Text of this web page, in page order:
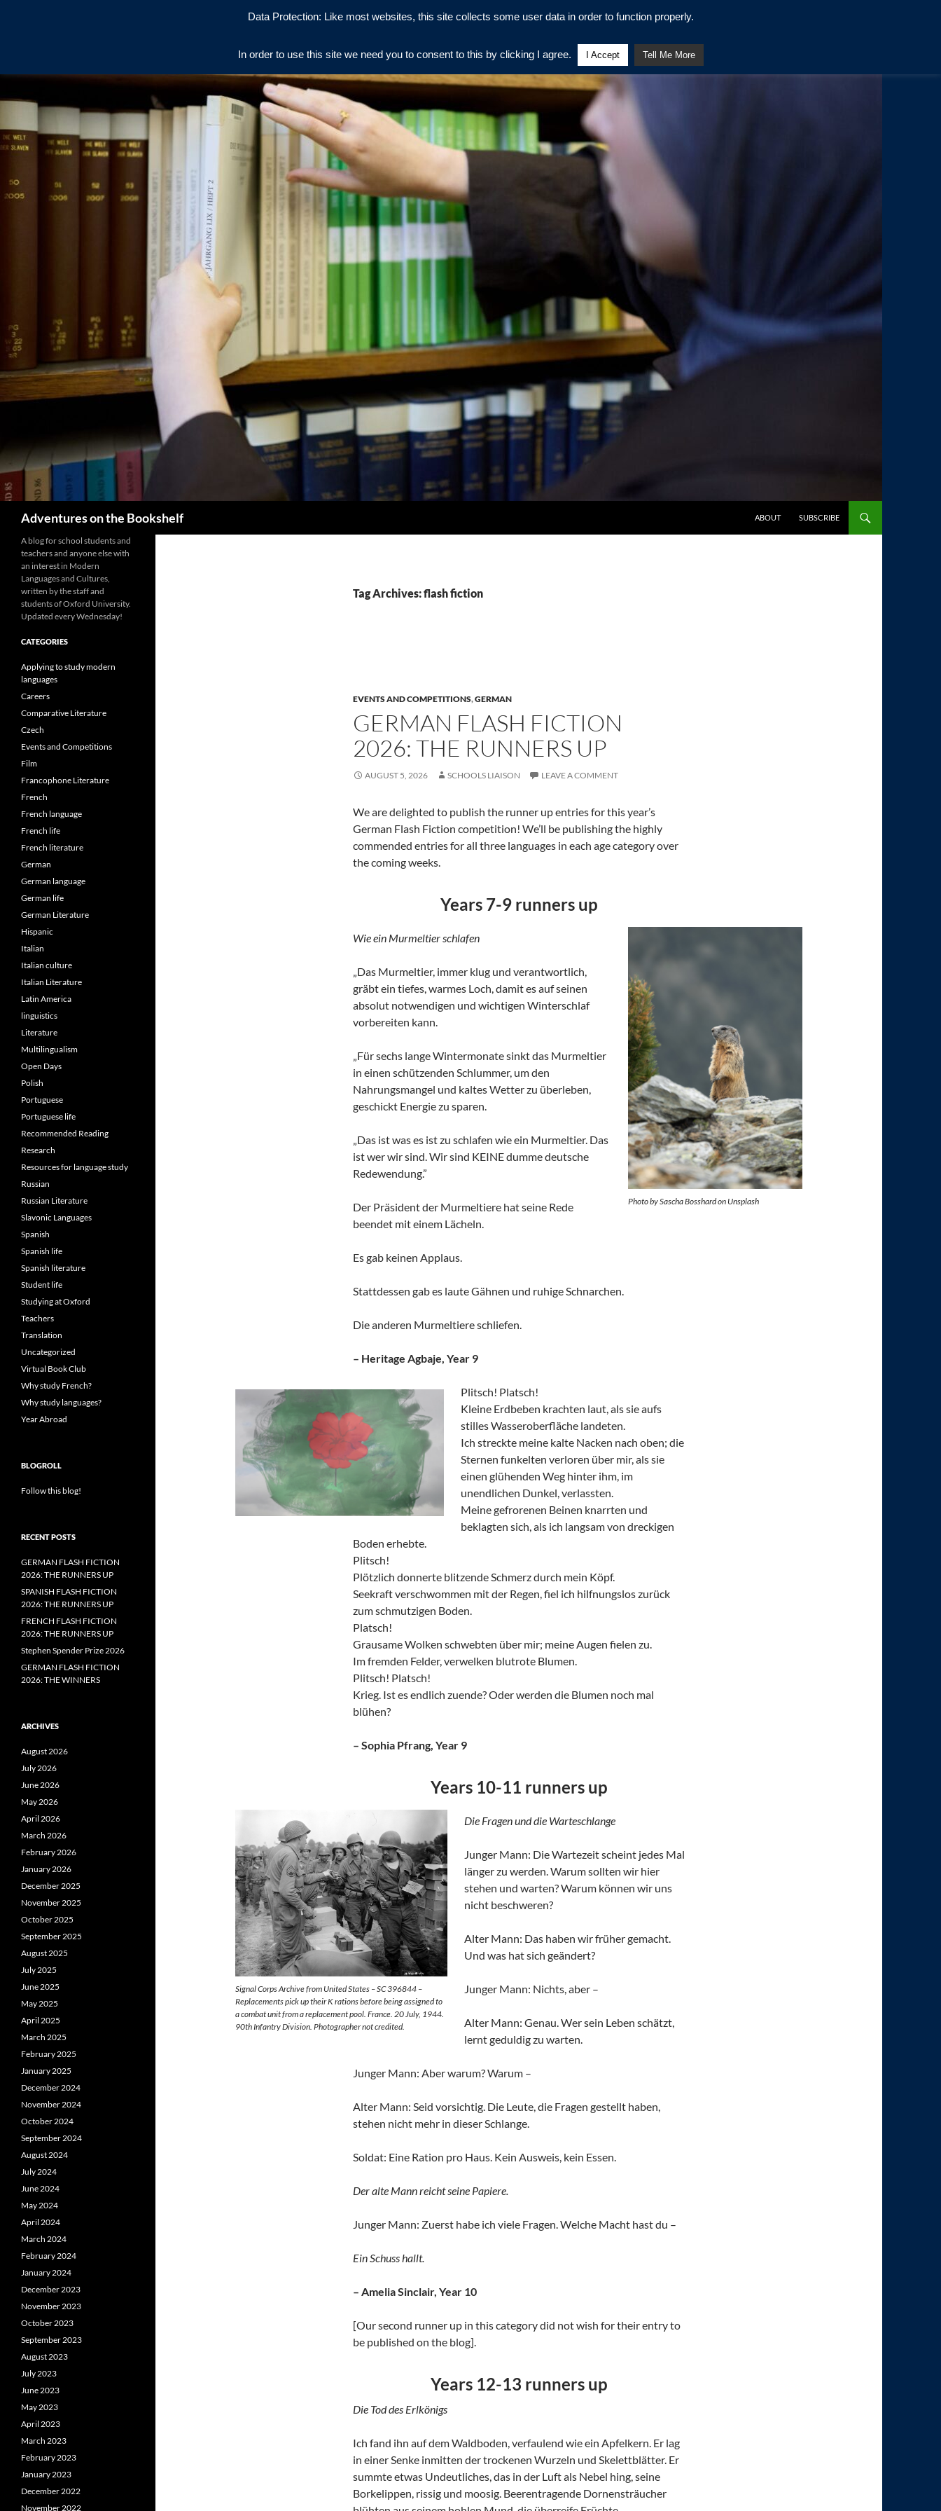
Adventures on the Bookshelf
ABOUT
SUBSCRIBE
Tag Archives: flash fiction
EVENTS AND COMPETITIONS,GERMAN
GERMAN FLASH FICTION
2026: THE RUNNERS UP
AUGUST 5, 2026 SCHOOLS LIAISON LEAVE A COMMENT
We are delighted to publish the runner up entries for this year’s
German Flash Fiction competition! We’ll be publishing the highly
commended entries for all three languages in each age category over
the coming weeks.
Years 7-9 runners up
Photo by Sascha Bosshard on Unsplash
Wie ein Murmeltier schlafen
„Das Murmeltier, immer klug und verantwortlich,
gräbt ein tiefes, warmes Loch, damit es auf seinen
absolut notwendigen und wichtigen Winterschlaf
vorbereiten kann.
„Für sechs lange Wintermonate sinkt das Murmeltier
in einen schützenden Schlummer, um den
Nahrungsmangel und kaltes Wetter zu überleben,
geschickt Energie zu sparen.
„Das ist was es ist zu schlafen wie ein Murmeltier. Das
ist wer wir sind. Wir sind KEINE dumme deutsche
Redewendung.”
Der Präsident der Murmeltiere hat seine Rede
beendet mit einem Lächeln.
Es gab keinen Applaus.
Stattdessen gab es laute Gähnen und ruhige Schnarchen.
Die anderen Murmeltiere schliefen.
– Heritage Agbaje, Year 9
Plitsch! Platsch!
Kleine Erdbeben krachten laut, als sie aufs
stilles Wasseroberfläche landeten.
Ich streckte meine kalte Nacken nach oben; die
Sternen funkelten verloren über mir, als sie
einen glühenden Weg hinter ihm, im
unendlichen Dunkel, verlassten.
Meine gefrorenen Beinen knarrten und
beklagten sich, als ich langsam von dreckigen
Boden erhebte.
Plitsch!
Plötzlich donnerte blitzende Schmerz durch mein Köpf.
Seekraft verschwommen mit der Regen, fiel ich hilfnungslos zurück
zum schmutzigen Boden.
Platsch!
Grausame Wolken schwebten über mir; meine Augen fielen zu.
Im fremden Felder, verwelken blutrote Blumen.
Plitsch! Platsch!
Krieg. Ist es endlich zuende? Oder werden die Blumen noch mal
blühen?
– Sophia Pfrang, Year 9
Years 10-11 runners up
Signal Corps Archive from United States – SC 396844 –
Replacements pick up their K rations before being assigned to
a combat unit from a replacement pool. France. 20 July, 1944.
90th Infantry Division. Photographer not credited.
Die Fragen und die Warteschlange
Junger Mann: Die Wartezeit scheint jedes Mal
länger zu werden. Warum sollten wir hier
stehen und warten? Warum können wir uns
nicht beschweren?
Alter Mann: Das haben wir früher gemacht.
Und was hat sich geändert?
Junger Mann: Nichts, aber –
Alter Mann: Genau. Wer sein Leben schätzt,
lernt geduldig zu warten.
Junger Mann: Aber warum? Warum –
Alter Mann: Seid vorsichtig. Die Leute, die Fragen gestellt haben,
stehen nicht mehr in dieser Schlange.
Soldat: Eine Ration pro Haus. Kein Ausweis, kein Essen.
Der alte Mann reicht seine Papiere.
Junger Mann: Zuerst habe ich viele Fragen. Welche Macht hast du –
Ein Schuss hallt.
– Amelia Sinclair, Year 10
[Our second runner up in this category did not wish for their entry to
be published on the blog].
Years 12-13 runners up
Die Tod des Erlkönigs
Ich fand ihn auf dem Waldboden, verfaulend wie ein Apfelkern. Er lag
in einer Senke inmitten der trockenen Wurzeln und Skelettblätter. Er
summte etwas Undeutliches, das in der Luft als Nebel hing, seine
Borkelippen, rissig und moosig. Beerentragende Dornensträucher
A blog for school students and
teachers and anyone else with
an interest in Modern
Languages and Cultures,
written by the staff and
students of Oxford University.
Updated every Wednesday!
CATEGORIES
Applying to study modern
languages
Careers
Comparative Literature
Czech
Events and Competitions
Film
Francophone Literature
French
French language
French life
French literature
German
German language
German life
German Literature
Hispanic
Italian
Italian culture
Italian Literature
Latin America
linguistics
Literature
Multilingualism
Open Days
Polish
Portuguese
Portuguese life
Recommended Reading
Research
Resources for language study
Russian
Russian Literature
Slavonic Languages
Spanish
Spanish life
Spanish literature
Student life
Studying at Oxford
Teachers
Translation
Uncategorized
Virtual Book Club
Why study French?
Why study languages?
Year Abroad
BLOGROLL
Follow this blog!
RECENT POSTS
GERMAN FLASH FICTION
2026: THE RUNNERS UP
SPANISH FLASH FICTION
2026: THE RUNNERS UP
FRENCH FLASH FICTION
2026: THE RUNNERS UP
Stephen Spender Prize 2026
GERMAN FLASH FICTION
2026: THE WINNERS
ARCHIVES
August 2026
July 2026
June 2026
May 2026
April 2026
March 2026
February 2026
January 2026
December 2025
November 2025
October 2025
September 2025
August 2025
July 2025
June 2025
May 2025
April 2025
March 2025
February 2025
January 2025
December 2024
November 2024
October 2024
September 2024
August 2024
July 2024
June 2024
May 2024
April 2024
March 2024
February 2024
January 2024
December 2023
November 2023
October 2023
September 2023
August 2023
July 2023
June 2023
May 2023
April 2023
March 2023
February 2023
January 2023
December 2022
November 2022
Data Protection: Like most websites, this site collects some user data in order to function properly.
In order to use this site we need you to consent to this by clicking I agree. I Accept Tell Me More